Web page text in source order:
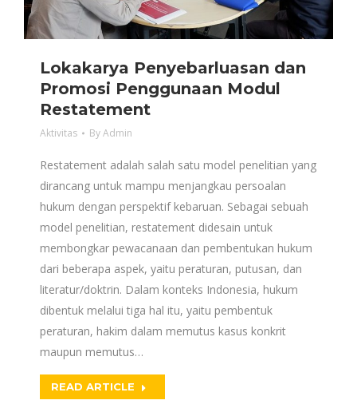
Lokakarya Penyebarluasan dan
Promosi Penggunaan Modul
Restatement
Aktivitas ByAdmin
Restatement adalah salah satu model penelitian yang
dirancang untuk mampu menjangkau persoalan
hukum dengan perspektif kebaruan. Sebagai sebuah
model penelitian, restatement didesain untuk
membongkar pewacanaan dan pembentukan hukum
dari beberapa aspek, yaitu peraturan, putusan, dan
literatur/doktrin. Dalam konteks Indonesia, hukum
dibentuk melalui tiga hal itu, yaitu pembentuk
peraturan, hakim dalam memutus kasus konkrit
maupun memutus…
READ ARTICLE